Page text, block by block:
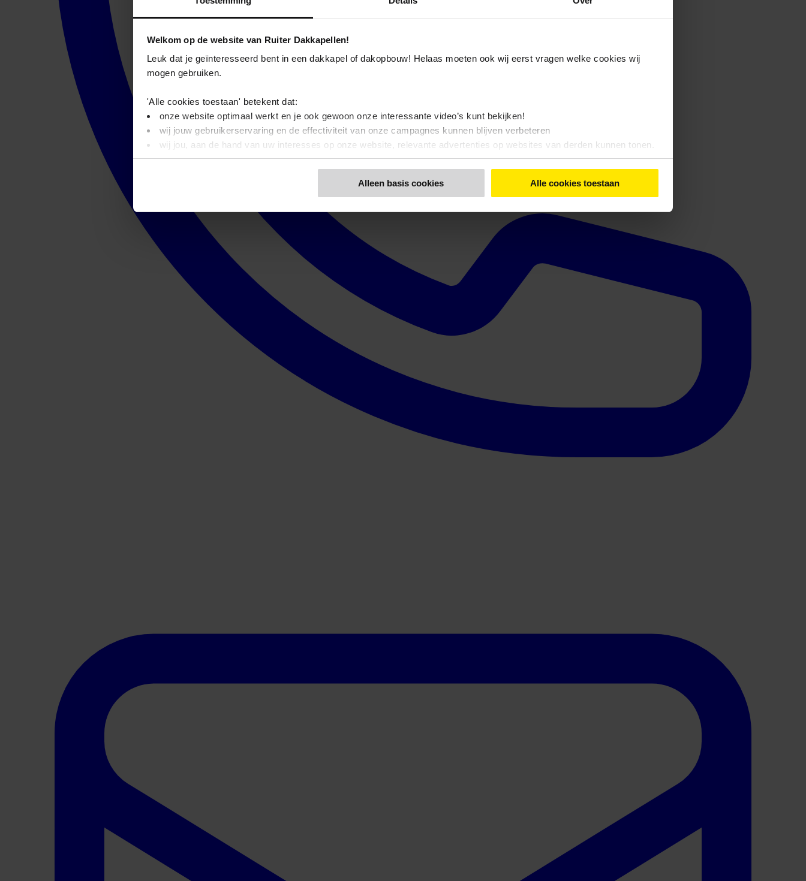
Welkom op de website van Ruiter Dakkapellen!
Leuk dat je geïnteresseerd bent in een dakkapel of dakopbouw! Helaas moeten ook wij eerst vragen welke cookies wij
mogen gebruiken.
'Alle cookies toestaan' betekent dat:
onze website optimaal werkt en je ook gewoon onze interessante video’s kunt bekijken!
wij jouw gebruikerservaring en de effectiviteit van onze campagnes kunnen blijven verbeteren
wij jou, aan de hand van uw interesses op onze website, relevante advertenties op websites van derden kunnen tonen.
je onze video’s niet kunt bekijken, zonde toch…?
Dit bericht verdwijnt zodra u een keuze maakt. Via de knop 'Details tonen' en de pagina ' Cookiebeleid
informatie. Op deze pagina kunt u ook uw keuze aanpassen.
Alleen basis cookies Alle cookies toestaan